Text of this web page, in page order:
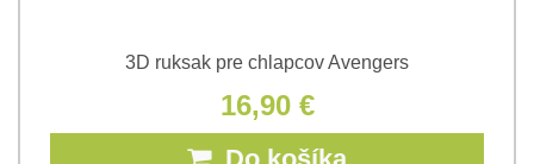
3D ruksak pre chlapcov Avengers
16,90 €